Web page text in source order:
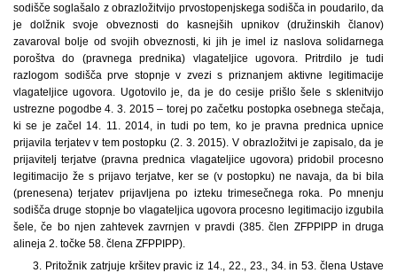
sodišče soglašalo z obrazložitvijo prvostopenjskega sodišča in poudarilo, da
je dolžnik svoje obveznosti do kasnejših upnikov (družinskih članov)
zavaroval bolje od svojih obveznosti, ki jih je imel iz naslova solidarnega
poroštva do (pravnega prednika) vlagateljice ugovora. Pritrdilo je tudi
razlogom sodišča prve stopnje v zvezi s priznanjem aktivne legitimacije
vlagateljice ugovora. Ugotovilo je, da je do cesije prišlo šele s sklenitvijo
ustrezne pogodbe 4. 3. 2015 – torej po začetku postopka osebnega stečaja,
ki se je začel 14. 11. 2014, in tudi po tem, ko je pravna prednica upnice
prijavila terjatev v tem postopku (2. 3. 2015). V obrazložitvi je zapisalo, da je
prijavitelj terjatve (pravna prednica vlagateljice ugovora) pridobil procesno
legitimacijo že s prijavo terjatve, ker se (v postopku) ne navaja, da bi bila
(prenesena) terjatev prijavljena po izteku trimesečnega roka. Po mnenju
sodišča druge stopnje bo vlagateljica ugovora procesno legitimacijo izgubila
šele, če bo njen zahtevek zavrnjen v pravdi (385. člen ZFPPIPP in druga
alineja 2. točke 58. člena ZFPPIPP).
3. Pritožnik zatrjuje kršitev pravic iz 14., 22., 23., 34. in 53. člena Ustave